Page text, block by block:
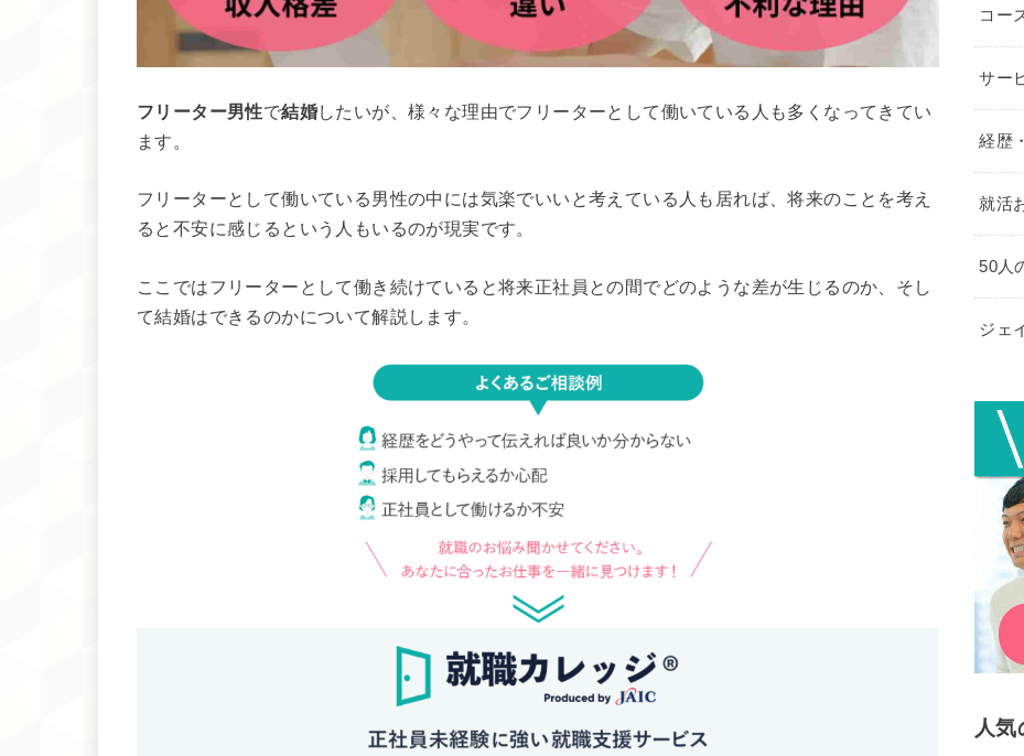
フリーター男性で結婚したいが、様々な理由でフリーターとして働いている人も多くなってきてい
ます。
フリーターとして働いている男性の中には気楽でいいと考えている人も居れば、将来のことを考え
ると不安に感じるという人もいるのが現実です。
ここではフリーターとして働き続けていると将来正社員との間でどのような差が生じるのか、そし
て結婚はできるのかについて解説します。
コー
サー
経歴
就活
50人
ジェ
人気